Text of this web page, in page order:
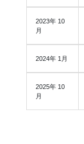
2023年 10
月
2024年 1月
2025年 10
月